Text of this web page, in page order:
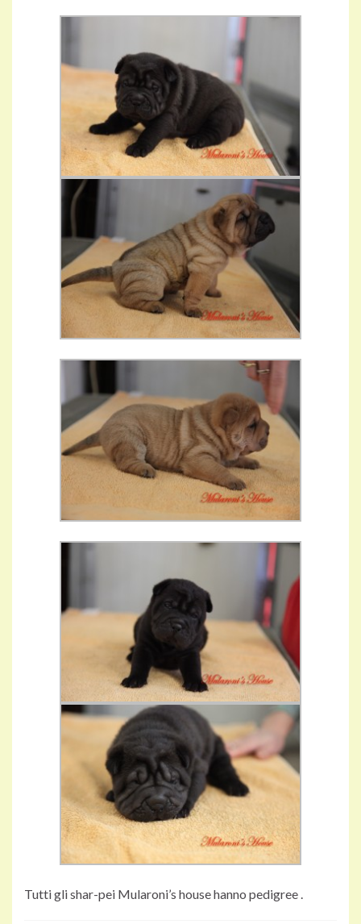
Tutti gli shar-pei Mularoni’s house hanno pedigree .